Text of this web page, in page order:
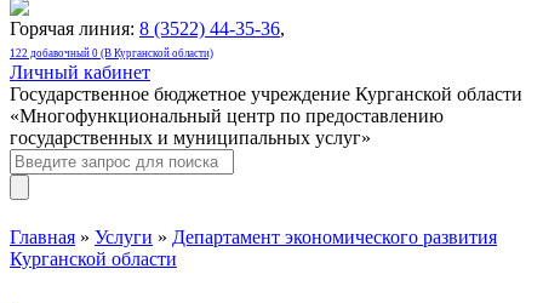
Горячая линия: 8 (3522) 44-35-36,
122 добавочный 0 (В Курганской области)
Личный кабинет
Государственное бюджетное учреждение Курганской области
«Многофункциональный центр по предоставлению
государственных и муниципальных услуг»
Главная » Услуги » Департамент экономического развития
Курганской области